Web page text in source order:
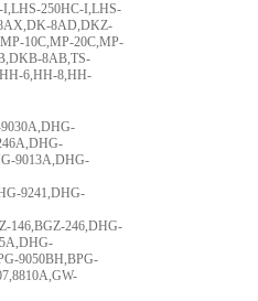
250HC-I,LHS-
8AD,DKZ-
10C,MP-20C,MP-
8AB,TS-
6,HH-8,HH-
9013A,DHG-
9241,DHG-
146,BGZ-246,DHG-
9050BH,BPG-